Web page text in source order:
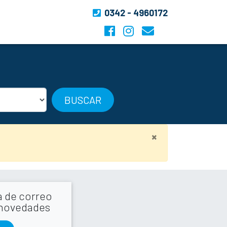
0342 - 4960172
BUSCAR
×
de correo